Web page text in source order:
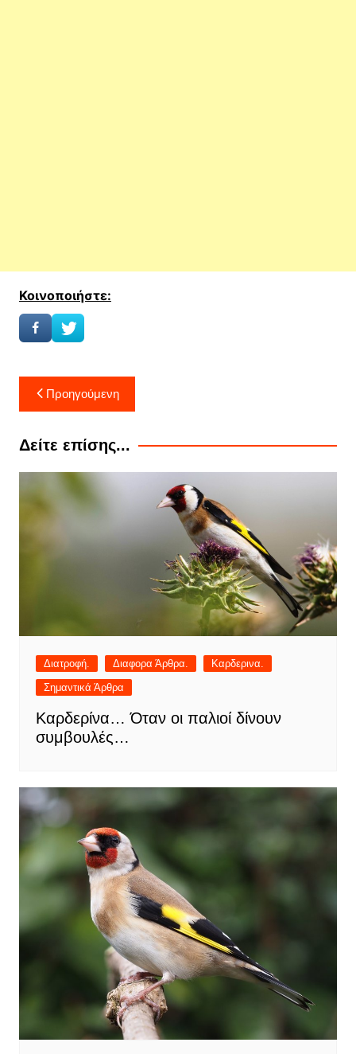
Κοινοποιήστε:
Πλοήγηση
άρθρων
Προηγούμενη
Δείτε επίσης...
Διατροφή. Διαφορα Άρθρα.
Καρδερινα.
Σημαντικά Άρθρα
Καρδερίνα… Όταν οι παλιοί δίνουν
συμβουλές…